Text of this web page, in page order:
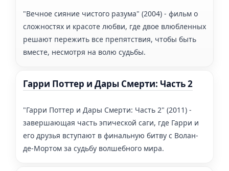
"Вечное сияние чистого разума" (2004) - фильм о
сложностях и красоте любви, где двое влюбленных
решают пережить все препятствия, чтобы быть
вместе, несмотря на волю судьбы.
Гарри Поттер и Дары Смерти: Часть 2
"Гарри Поттер и Дары Смерти: Часть 2" (2011) -
завершающая часть эпической саги, где Гарри и
его друзья вступают в финальную битву с Волан-
де-Мортом за судьбу волшебного мира.